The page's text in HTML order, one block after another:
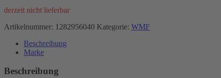
derzeit nicht lieferbar
Artikelnummer: 1282956040 Kategorie: WMF
Beschreibung
Marke
Beschreibung